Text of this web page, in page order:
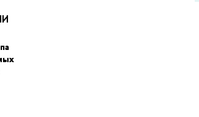
и печати. По заверениям
ABS. Так ли это? Наш блогер